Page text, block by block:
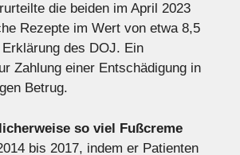
die beiden im April 2023
Rezepte im Wert von etwa 8,5
des DOJ. Ein
Zahlung einer Entschädigung in
Betrug.
so viel Fußcreme
bis 2017, indem er Patienten